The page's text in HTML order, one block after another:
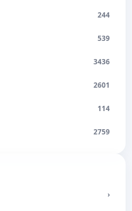
244
539
3436
2601
114
2759
›